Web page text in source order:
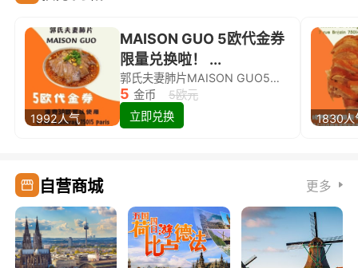
1992人气
MAISON GUO 5欧代金券
限量兑换啦！ ...
郭氏夫妻肺片MAISON GUO5欧代金券限量兑换啦！
5 金币
5欧元
立即兑换
1830人
自营商城 更多